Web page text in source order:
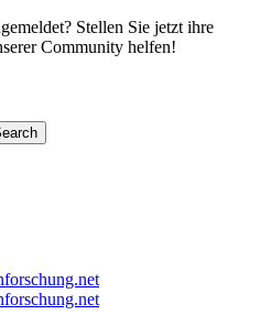
Stellen Sie jetzt ihre
Community helfen!